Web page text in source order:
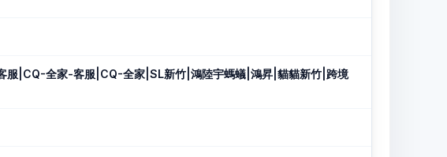
|CQ-全家-客服|CQ-全家|SL新竹|鴻陸宇螞蟻|鴻昇|貓貓新竹|跨境